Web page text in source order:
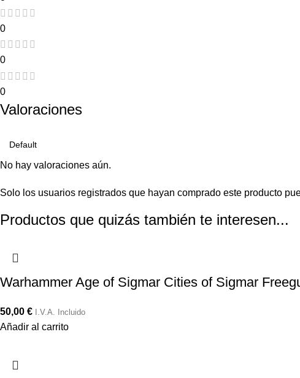
0
0
0
Valoraciones
No hay valoraciones aún.
Solo los usuarios registrados que hayan comprado este producto
Productos que quizás también te interesen...
Warhammer Age of Sigmar Cities of Sigmar
50,00 € I.V.A. Incluido
Añadir al carrito